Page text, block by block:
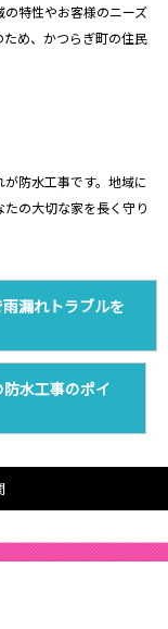
特性やお客様のニーズ
め、かつらぎ町の住民
防水工事です。地域に
の大切な家を長く守り
漏れトラブルを
水工事のポイ